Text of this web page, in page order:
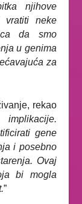
njihove
vratiti neke
da smo
u genima
za
rekao
gene
i posebno
Ovaj
bi mogla
”